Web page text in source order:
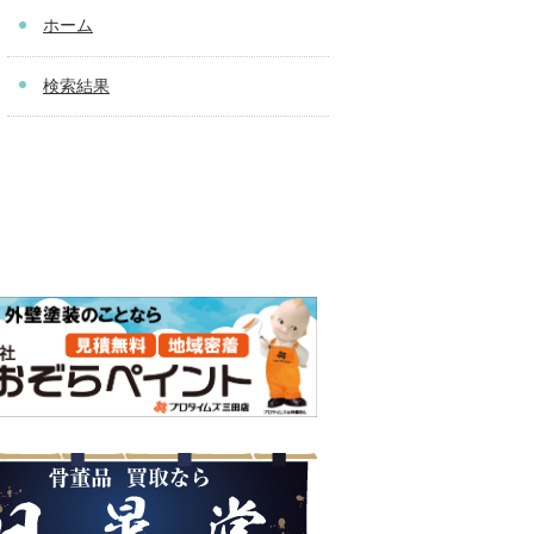
ホーム
検索結果